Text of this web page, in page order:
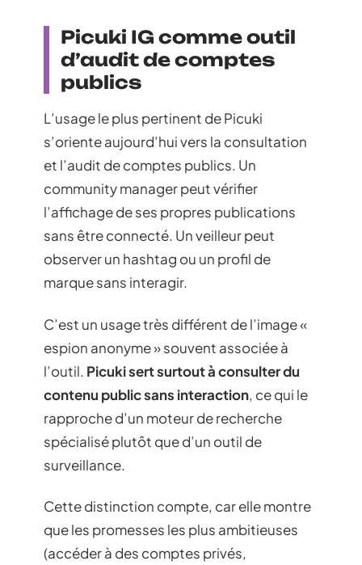
Picuki IG comme outil
d’audit de comptes
publics
L’usage le plus pertinent de Picuki
s’oriente aujourd’hui vers la consultation
et l’audit de comptes publics. Un
community manager peut vérifier
l’affichage de ses propres publications
sans être connecté. Un veilleur peut
observer un hashtag ou un profil de
marque sans interagir.
C’est un usage très différent de l’image «
espion anonyme » souvent associée à
l’outil. Picuki sert surtout à consulter du
contenu public sans interaction, ce qui le
rapproche d’un moteur de recherche
spécialisé plutôt que d’un outil de
surveillance.
Cette distinction compte, car elle montre
que les promesses les plus ambitieuses
(accéder à des comptes privés,